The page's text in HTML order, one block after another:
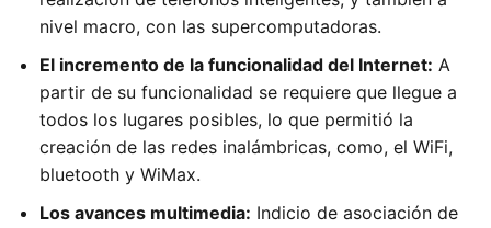
nivel macro, con las supercomputadoras.
El incremento de la funcionalidad del Internet: A
partir de su funcionalidad se requiere que llegue a
todos los lugares posibles, lo que permitió la
creación de las redes inalámbricas, como, el WiFi,
bluetooth y WiMax.
Los avances multimedia: Indicio de asociación de